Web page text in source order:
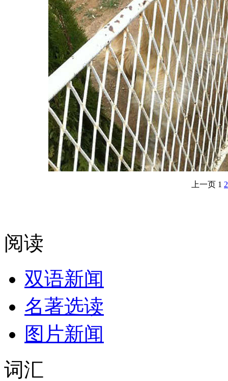
上一页 1 2
阅读
双语新闻
名著选读
图片新闻
词汇